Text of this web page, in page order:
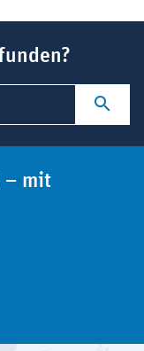
– mit